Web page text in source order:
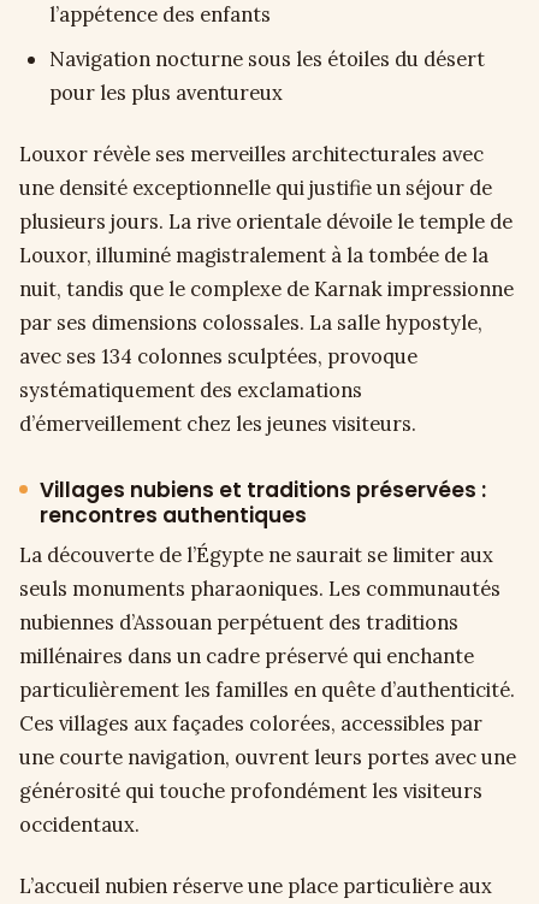
l’appétence des enfants
Navigation nocturne sous les étoiles du désert
pour les plus aventureux
Louxor révèle ses merveilles architecturales avec
une densité exceptionnelle qui justifie un séjour de
plusieurs jours. La rive orientale dévoile le temple de
Louxor, illuminé magistralement à la tombée de la
nuit, tandis que le complexe de Karnak impressionne
par ses dimensions colossales. La salle hypostyle,
avec ses 134 colonnes sculptées, provoque
systématiquement des exclamations
d’émerveillement chez les jeunes visiteurs.
Villages nubiens et traditions préservées :
rencontres authentiques
La découverte de l’Égypte ne saurait se limiter aux
seuls monuments pharaoniques. Les communautés
nubiennes d’Assouan perpétuent des traditions
millénaires dans un cadre préservé qui enchante
particulièrement les familles en quête d’authenticité.
Ces villages aux façades colorées, accessibles par
une courte navigation, ouvrent leurs portes avec une
générosité qui touche profondément les visiteurs
occidentaux.
L’accueil nubien réserve une place particulière aux